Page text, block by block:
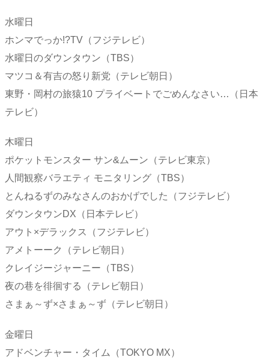
水曜日
ホンマでっか!?TV（フジテレビ）
水曜日のダウンタウン（TBS）
マツコ＆有吉の怒り新党（テレビ朝日）
東野・岡村の旅猿10 プライベートでごめんなさい…（日本
テレビ）
木曜日
ポケットモンスター サン&ムーン（テレビ東京）
人間観察バラエティ モニタリング（TBS）
とんねるずのみなさんのおかげでした（フジテレビ）
ダウンタウンDX（日本テレビ）
アウト×デラックス（フジテレビ）
アメトーーク（テレビ朝日）
クレイジージャーニー（TBS）
夜の巷を徘徊する（テレビ朝日）
さまぁ～ず×さまぁ～ず（テレビ朝日）
金曜日
アドベンチャー・タイム（TOKYO MX）